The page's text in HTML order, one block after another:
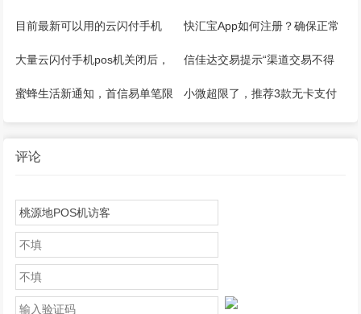
微信，注册开通教程
目前最新可以用的云闪付手机
pos机推荐！
快汇宝App如何注册？确保正常
能用！
大量云闪付手机pos机关闭后，
怎么继续刷卡？
信佳达交易提示“渠道交易不得
大于100”还能用吗？其他解决方
蜜蜂生活新通知，首信易单笔限
小微超限了，推荐3款无卡支付
评论